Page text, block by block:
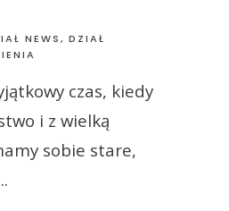
NEWS, DZIAŁ
czas, kiedy
i z wielką
sobie stare,